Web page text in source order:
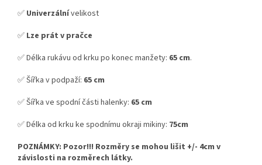
✅ Univerzálnívelikost
✅ Lze prát v pračce
✅ Délka rukávu od krku po konec manžety: 65 cm.
✅ Šířka v podpaží: 65 cm
✅ Šířka ve spodní části halenky: 65 cm
✅ Délka od krku ke spodnímu okraji mikiny: 75cm
POZNÁMKY: Pozor!!! Rozměry se mohou lišit +/- 4cm v
závislosti na rozměrech látky.